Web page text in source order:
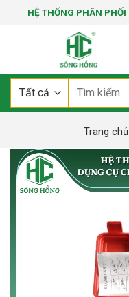
HỆ THỐNG PHÂN
Trang chủ